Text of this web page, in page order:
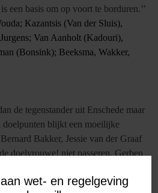
wet- en regelgeving
een basis om op voort te borduren.’’
Kazantsis (Van der Sluis),
Van Aanholt (Kadouri),
(Bonsink); Beeksma, Wakker,
de tegenstander uit Enschede maar
doelpunten blijkt een moeilijke
Bakker, Jessie van der Graaf
doelvrouwe! niet passeren. Gerben
omdat doelman Pascual